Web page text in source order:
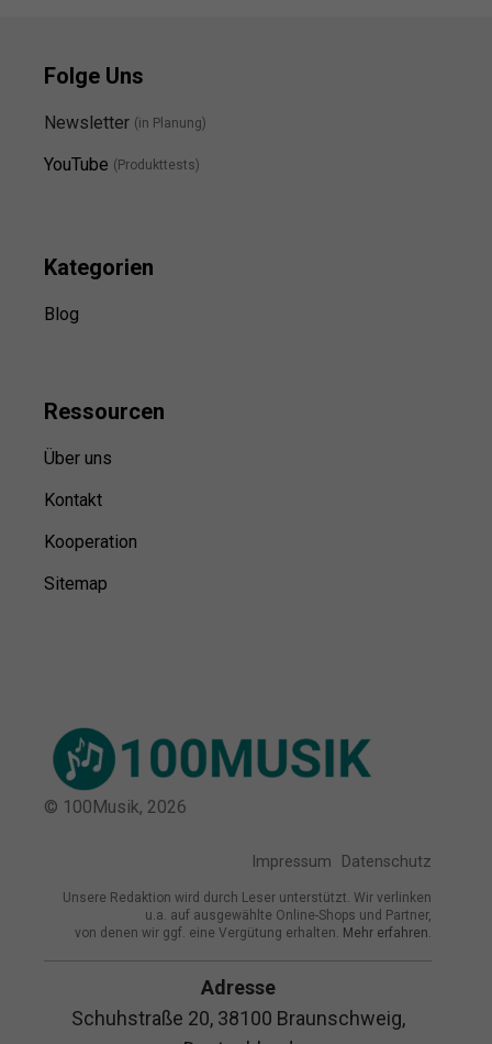
Folge Uns
Newsletter (in Planung)
YouTube (Produkttests)
Kategorien
Blog
Ressourcen
Über uns
Kontakt
Kooperation
Sitemap
© 100Musik, 2026
Impressum Datenschutz
Unsere Redaktion wird durch Leser unterstützt. Wir verlinken
u.a. auf ausgewählte Online-Shops und Partner,
von denen wir ggf. eine Vergütung erhalten. Mehr erfahren.
Adresse
Schuhstraße 20, 38100 Braunschweig,